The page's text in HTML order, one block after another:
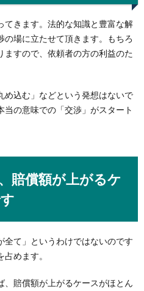
てきます。法的な知識と豊富な解
場に立たせて頂きます。もちろ
ますので、依頼者の方の利益のた
め込む」などという発想はないで
当の意味での「交渉」がスタート
賠償額が上がるケ
全て」というわけではないのです
めます。
賠償額が上がるケースがほとん